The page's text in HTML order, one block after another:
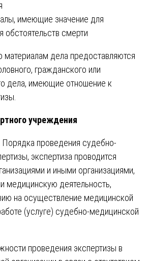
имеющие значение для
обстоятельств смерти
материалам дела предоставляются
гражданского или
дела, имеющие отношение к
учреждения
Порядка проведения судебно-
экспертиза проводится
и иными организациями,
деятельность,
на осуществление медицинской
(услуге) судебно-медицинской
проведения экспертизы в